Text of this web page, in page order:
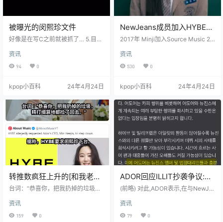
被曝光的闵熙珍文件
好像是在写C之前就被抓了… 5.目的
能干涉我们 (整体自主权) <精选评论
> 这不就跟小学生YY征服世界似的
计划书嘛ㅋㅋㅋㅋㅋ 写个c就被逮着
ㅋㅋㅋ 我在公司里写企划案之前列
就是涂鸦嘛 这什么… 跟日记本里写
小心愿似的,哪儿像正式文件啊 这是
真的? 我的妈呀 这也太随便…
资讯
94 0
kpop小百科 24年4月24日
NewJeans成员加入HYBE的
时间线
2017年 Minji加入Source Music 20
Minji为主角办Bighit&Source全球选
秀 2019年 Hanni通过上述全球选秀
加入Source Music 2020年 Daniell
9年9月进行了选秀,年底前完成了甄
0年初开始训练…
资讯
530 0
kpop小百科 24年4月24日
转推数疯狂上升的[和我老公
结婚吧]韩剧
台词：“恭喜你，把我扔掉的垃圾，
我艹,哈哈哈哈哈哈哈哈哈 哈哈哈哈
哈哈哈老外咋这么会玩 再看一遍还
资讯
159 0
ADOR回应ILLIT抄袭争议:与
NewJeans成员讨论后发表
(前略) 对此,ADOR表示,在与NewJe
决定发表官方立场。 这是由闵熙珍
亲自表明的。 精选评论: 第二个FIFT
资讯
79 0